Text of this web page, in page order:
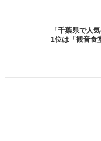
「千葉県で人
1位は「観音食